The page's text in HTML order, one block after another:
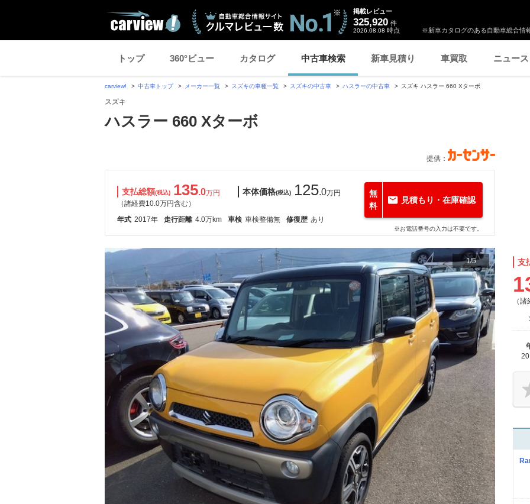
※新車カタログのある自動車総合情
掲載レビュー
325,920 件
2026.08.08 時点
トップ 360°ビュー カタログ 中古車検索 新車見積り 車買取 ニュース
carview! 中古車トップ メーカー一覧 スズキの車種一覧 スズキの中古車 ハスラーの中古車 スズキ ハスラー 660 Xターボ
スズキ
ハスラー 660 Xターボ
提供：
支払総額(税込) 135.0万円
（諸経費10.0万円含む）
本体価格(税込) 125.0万円
年式 2017年 走行距離 4.0万km 車検 車検整備無 修復歴 あり
無
料
見積もり・在庫確認
※お電話番号の入力は不要です。
1/5 支
（